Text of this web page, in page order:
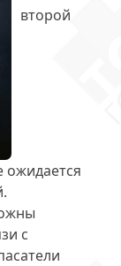
второй
ожидается
с